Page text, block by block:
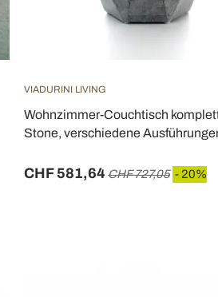
VIADURINI LIVING
Wohnzimmer-Couchtisch
Stone, verschiedene
CHF 581,64CHF 727,05 - 20%